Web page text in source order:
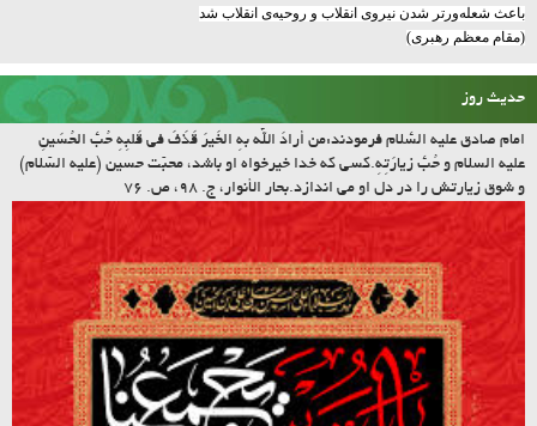
باعث شعله‌ورتر شدن نیروی انقلاب و روحیه‌ی انقلاب شد
(مقام معظم رهبری)
حدیث روز
امام صادق علیه السّلام فرمودند:مَن أرادَ اللّه بِهِ الخَیرَ قَذَفَ فی قَلبِهِ حُبَّ الحُسَینِ
علیه السلام و حُبَّ زیارَتِهِ.کسى که خدا خیرخواه او باشد، محبّت حسین (علیه السّلام)
و شوق زیارتش را در دل او مى اندازد.بحار الأنوار، ج. ۹۸، ص. ۷۶